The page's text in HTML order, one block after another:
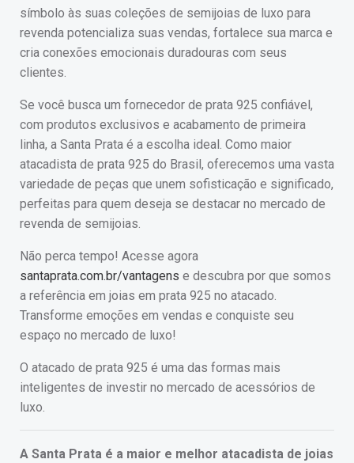
símbolo às suas coleções de semijoias de luxo para
revenda potencializa suas vendas, fortalece sua marca e
cria conexões emocionais duradouras com seus
clientes.
Se você busca um fornecedor de prata 925 confiável,
com produtos exclusivos e acabamento de primeira
linha, a Santa Prata é a escolha ideal. Como maior
atacadista de prata 925 do Brasil, oferecemos uma vasta
variedade de peças que unem sofisticação e significado,
perfeitas para quem deseja se destacar no mercado de
revenda de semijoias.
Não perca tempo! Acesse agora
santaprata.com.br/vantagens e descubra por que somos
a referência em joias em prata 925 no atacado.
Transforme emoções em vendas e conquiste seu
espaço no mercado de luxo!
O atacado de prata 925 é uma das formas mais
inteligentes de investir no mercado de acessórios de
luxo.
A Santa Prata é a maior e melhor atacadista de joias